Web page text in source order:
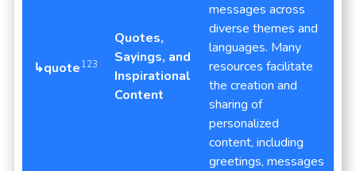
↳quote 123
Quotes,
Sayings, and
Inspirational
Content
messages across
diverse themes and
languages. Many
resources facilitate
the creation and
sharing of
personalized
content, including
greetings, messages